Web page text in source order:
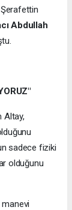
Şerafettin
Abdullah
Altay,
sadece fiziki
olduğunu
manevi